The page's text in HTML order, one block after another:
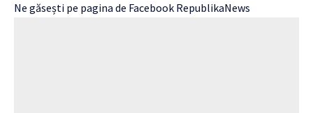
Ne găsești pe pagina de Facebook RepublikaNews